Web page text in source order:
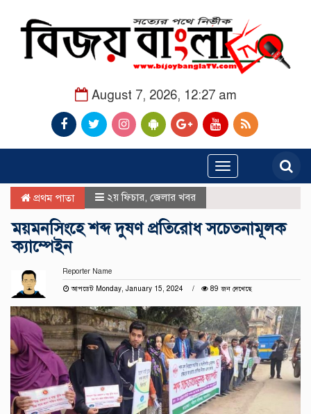
August 7, 2026, 12:27 am
Toggle
navigation
প্রথম পাতা ২য় ফিচার জেলার খবর
ময়মনসিংহে শব্দ দুষণ প্রতিরোধ সচেতনামূলক
ক্যাম্পেইন
Reporter Name
আপডেট Monday, January 15, 2024
89 জন দেখেছে